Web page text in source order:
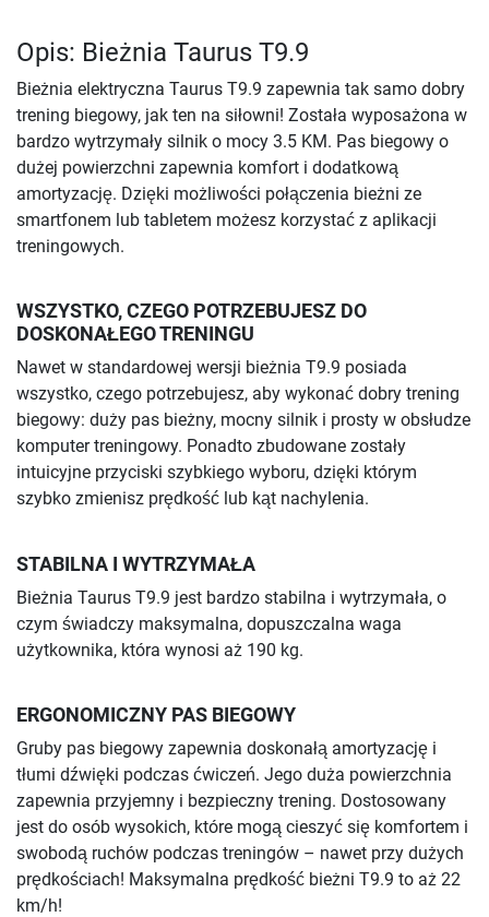
Opis: Bieżnia Taurus T9.9
Bieżnia elektryczna Taurus T9.9 zapewnia tak samo dobry
trening biegowy, jak ten na siłowni! Została wyposażona w
bardzo wytrzymały silnik o mocy 3.5 KM. Pas biegowy o
dużej powierzchni zapewnia komfort i dodatkową
amortyzację. Dzięki możliwości połączenia bieżni ze
smartfonem lub tabletem możesz korzystać z aplikacji
treningowych.
WSZYSTKO, CZEGO POTRZEBUJESZ DO
DOSKONAŁEGO TRENINGU
Nawet w standardowej wersji bieżnia T9.9 posiada
wszystko, czego potrzebujesz, aby wykonać dobry trening
biegowy: duży pas bieżny, mocny silnik i prosty w obsłudze
komputer treningowy. Ponadto zbudowane zostały
intuicyjne przyciski szybkiego wyboru, dzięki którym
szybko zmienisz prędkość lub kąt nachylenia.
STABILNA I WYTRZYMAŁA
Bieżnia Taurus T9.9 jest bardzo stabilna i wytrzymała, o
czym świadczy maksymalna, dopuszczalna waga
użytkownika, która wynosi aż 190 kg.
ERGONOMICZNY PAS BIEGOWY
Gruby pas biegowy zapewnia doskonałą amortyzację i
tłumi dźwięki podczas ćwiczeń. Jego duża powierzchnia
zapewnia przyjemny i bezpieczny trening. Dostosowany
jest do osób wysokich, które mogą cieszyć się komfortem i
swobodą ruchów podczas treningów – nawet przy dużych
prędkościach! Maksymalna prędkość bieżni T9.9 to aż 22
km/h!